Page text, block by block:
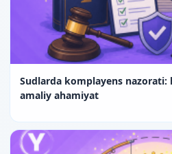
Sudlarda komplayens
amaliy ahamiyat